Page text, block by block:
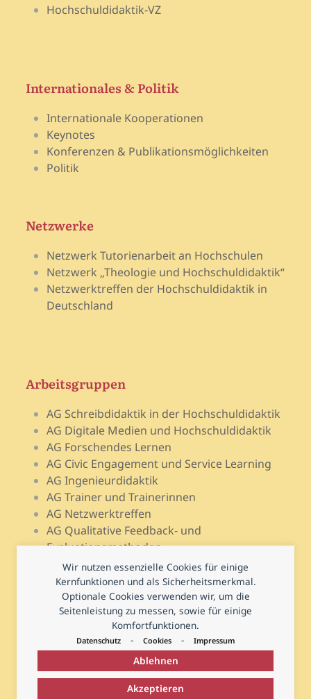
Wir nutzen essenzielle Cookies für einige
Kernfunktionen und als Sicherheitsmerkmal.
Optionale Cookies verwenden wir, um die
Seitenleistung zu messen, sowie für einige
Komfortfunktionen.
Datenschutz - Cookies - Impressum
Akzeptieren
Ablehnen
Hochschuldidaktik-VZ
Internationales & Politik
Internationale Kooperationen
Keynotes
Konferenzen & Publikationsmöglichkeiten
Politik
Netzwerke
Netzwerk Tutorienarbeit an Hochschulen
Netzwerk „Theologie und Hochschuldidaktik“
Netzwerktreffen der Hochschuldidaktik in
Deutschland
Arbeitsgruppen
AG Schreibdidaktik in der Hochschuldidaktik
AG Digitale Medien und Hochschuldidaktik
AG Forschendes Lernen
AG Civic Engagement und Service Learning
AG Ingenieurdidaktik
AG Trainer und Trainerinnen
AG Netzwerktreffen
AG Qualitative Feedback- und
Evaluationsmethoden
AG Open Teach Ware – Lehrportale
AG Psychologie und Lehr-Lern-Forschung
AG Prüfen und Prüfungsdidaktik
AG Hochschuldidaktische Regional- und
Landesnetzwerke